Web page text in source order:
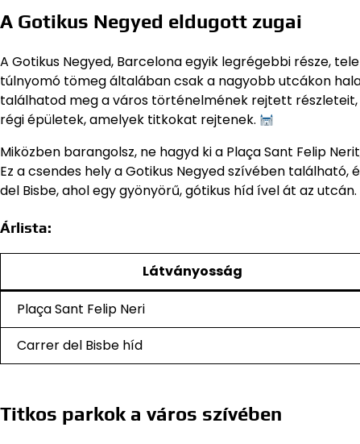
A Gotikus Negyed eldugott zugai
A Gotikus Negyed, Barcelona egyik legrégebbi része,
túlnyomó tömeg általában csak a nagyobb utcákon
találhatod meg a város történelmének rejtett részleteit,
régi épületek, amelyek titkokat rejtenek.
Miközben barangolsz, ne hagyd ki a Plaça Sant Felip
Ez a csendes hely a Gotikus Negyed szívében
del Bisbe, ahol egy gyönyörű, gótikus híd ível át az utcán.
Árlista:
Látványosság
Plaça Sant Felip Neri
Carrer del Bisbe híd
Titkos parkok a város szívében